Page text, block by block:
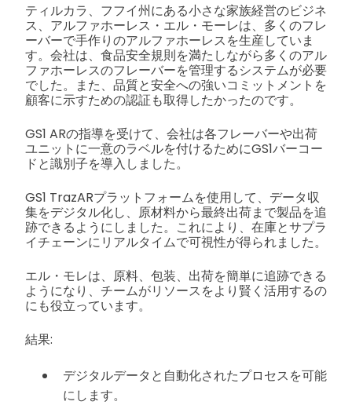
ティルカラ、フフイ州にある小さな家族経営のビジネ
ス、アルファホーレス・エル・モーレは、多くのフレ
ーバーで手作りのアルファホーレスを生産していま
す。会社は、食品安全規則を満たしながら多くのアル
ファホーレスのフレーバーを管理するシステムが必要
でした。また、品質と安全への強いコミットメントを
顧客に示すための認証も取得したかったのです。
GS1 ARの指導を受けて、会社は各フレーバーや出荷
ユニットに一意のラベルを付けるためにGS1バーコー
ドと識別子を導入しました。
GS1 TrazARプラットフォームを使用して、データ収
集をデジタル化し、原材料から最終出荷まで製品を追
跡できるようにしました。これにより、在庫とサプラ
イチェーンにリアルタイムで可視性が得られました。
エル・モレは、原料、包装、出荷を簡単に追跡できる
ようになり、チームがリソースをより賢く活用するの
にも役立っています。
結果:
デジタルデータと自動化されたプロセスを可能
にします。